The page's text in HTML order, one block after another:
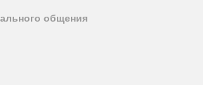
общения